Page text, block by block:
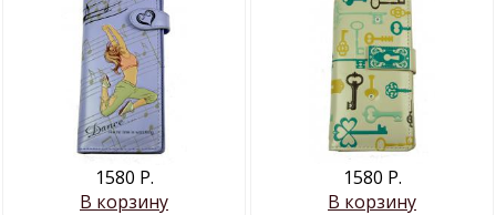
1580 Р.
В корзину
1580 Р.
В корзину